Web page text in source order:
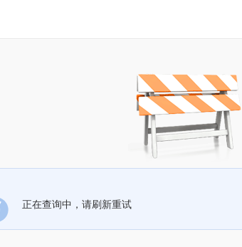
正在查询中，请刷新重试